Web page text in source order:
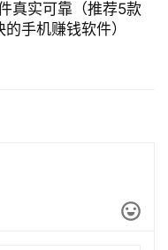
真实可靠（推荐5款
手机赚钱软件）